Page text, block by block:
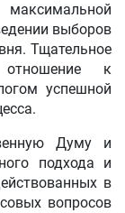
выборов
Тщательное
отношение к
успешной
Думу и
подхода и
в
вопросов